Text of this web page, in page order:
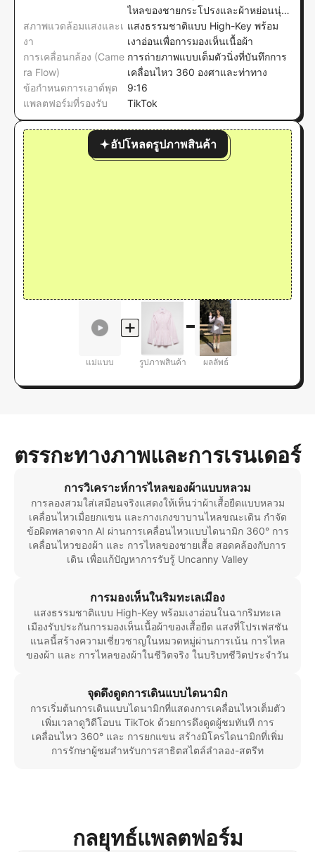
ไหลของชายกระโปรงและผ้าหย่อนนุ่ม
ขณะเดินและการหันตัว
สภาพแวดล้อมแสงและเ
งา
แสงธรรมชาติแบบ High-Key พร้อม
เงาอ่อนเพื่อการมองเห็นเนื้อผ้า
การเคลื่อนกล้อง (Came
ra Flow)
การถ่ายภาพแบบเต็มตัวนิ่งที่บันทึกการ
เคลื่อนไหว 360 องศาและท่าทาง
ข้อกำหนดการเอาต์พุต
9:16
แพลตฟอร์มที่รองรับ
TikTok
อัปโหลดรูปภาพสินค้า
แม่แบบ รูปภาพสินค้า ผลลัพธ์
ตรรกะทางภาพและการเรนเดอร์
การวิเคราะห์การไหลของผ้าแบบหลวม
การลองสวมใส่เสมือนจริงแสดงให้เห็นว่าผ้าเสื้อยืดแบบหลวม
เคลื่อนไหวเมื่อยกแขน และกางเกงขาบานไหลขณะเดิน กำจัด
ข้อผิดพลาดจาก AI ผ่านการเคลื่อนไหวแบบไดนามิก 360° การ
เคลื่อนไหวของผ้า และ การไหลของชายเสื้อ สอดคล้องกับการ
เดิน เพื่อแก้ปัญหาการรับรู้ Uncanny Valley
การมองเห็นในริมทะเลเมือง
แสงธรรมชาติแบบ High-Key พร้อมเงาอ่อนในฉากริมทะเล
เมืองรับประกันการมองเห็นเนื้อผ้าของเสื้อยืด แสงที่โปรเฟสชัน
แนลนี้สร้างความเชี่ยวชาญในหมวดหมู่ผ่านการเน้น การไหล
ของผ้า และ การไหลของผ้าในชีวิตจริง ในบริบทชีวิตประจำวัน
จุดดึงดูดการเดินแบบไดนามิก
การเริ่มต้นการเดินแบบไดนามิกที่แสดงการเคลื่อนไหวเต็มตัว
เพิ่มเวลาดูวิดีโอบน TikTok ด้วยการดึงดูดผู้ชมทันที การ
เคลื่อนไหว 360° และ การยกแขน สร้างมิโครไดนามิกที่เพิ่ม
การรักษาผู้ชมสำหรับการสาธิตสไตล์ลำลอง-สตรีท
กลยุทธ์แพลตฟอร์ม